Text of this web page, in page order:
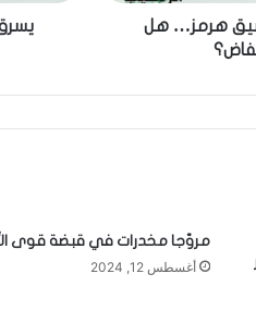
هرمز… هل
مروّجا مخدرات في قبضة قوى
أغسطس 12, 2024